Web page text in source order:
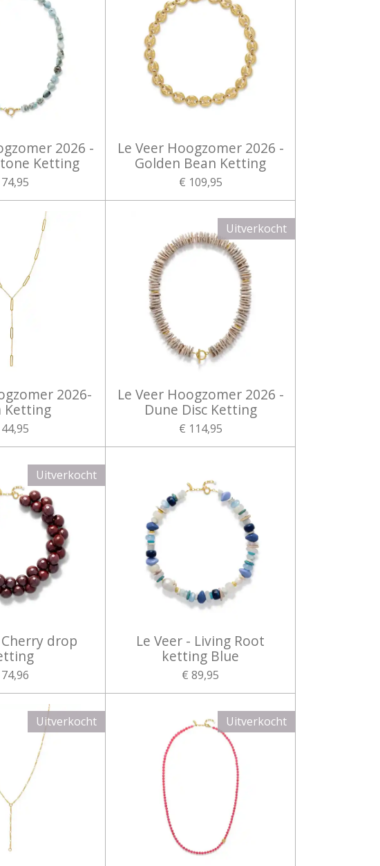
2026 -
Ketting
Le Veer Hoogzomer 2026 -
Golden Bean Ketting
€ 109,95
2026-
Ketting
Uitverkocht
Le Veer Hoogzomer 2026 -
Dune Disc Ketting
€ 114,95
Uitverkocht
Cherry drop
Le Veer - Living Root
ketting Blue
€ 89,95
Uitverkocht Uitverkocht